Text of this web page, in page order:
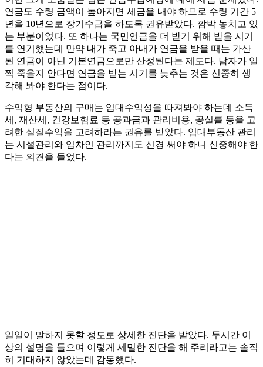
연금도 수령 금액이 높아지면 세금을 내야 하므로 수령 기간 5
년을 10년으로 장기수급을 하도록 권유받았다. 깜박 놓치고 있
는 부분이었다. 또 하나는 국민연금을 더 받기 위해 받을 시기
를 연기했는데 만약 내가 죽고 아내가 연금을 받을 때는 가산
된 연금이 아닌 기본연금으로만 산정된다는 제도다. 남자가 일
찍 죽을지 안다면 연금을 받는 시기를 늦추는 것은 신중히 생
각해 봐야 한다는 점이다.
수익형 부동산의 구매는 임대수익성을 따져봐야 하는데 소득
세, 재산세, 건강보험료 등 공과금과 관리비용, 공실률 등을 고
려한 실질수익을 고려하라는 권유를 받았다. 임대부동산 관리
는 시설관리와 임차인 관리까지도 신경 써야 하니 신중해야 한
다는 의견을 들었다.
일일이 말하지 못할 정도로 상세한 진단을 받았다. 두시간 이
상의 설명을 들으며 이렇게 세밀한 진단을 해 주리라고는 솔직
히 기대하지 않았는데 감동했다.